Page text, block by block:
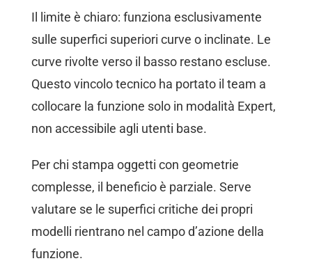
Il limite è chiaro: funziona esclusivamente
sulle superfici superiori curve o inclinate. Le
curve rivolte verso il basso restano escluse.
Questo vincolo tecnico ha portato il team a
collocare la funzione solo in modalità Expert,
non accessibile agli utenti base.
Per chi stampa oggetti con geometrie
complesse, il beneficio è parziale. Serve
valutare se le superfici critiche dei propri
modelli rientrano nel campo d’azione della
funzione.